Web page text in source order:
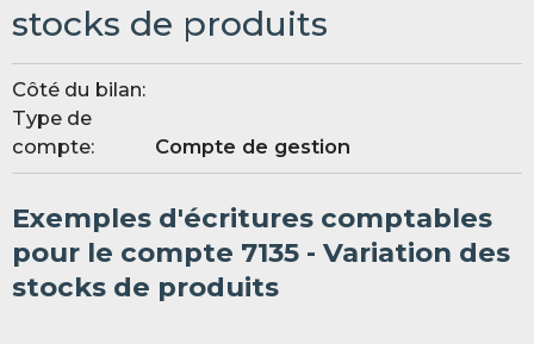
stocks de produits
Côté du bilan:
Type de
compte:
Compte de gestion
Exemples d'écritures comptables
pour le compte 7135 - Variation des
stocks de produits